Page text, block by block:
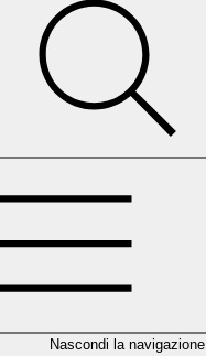
Nascondi la navigazione